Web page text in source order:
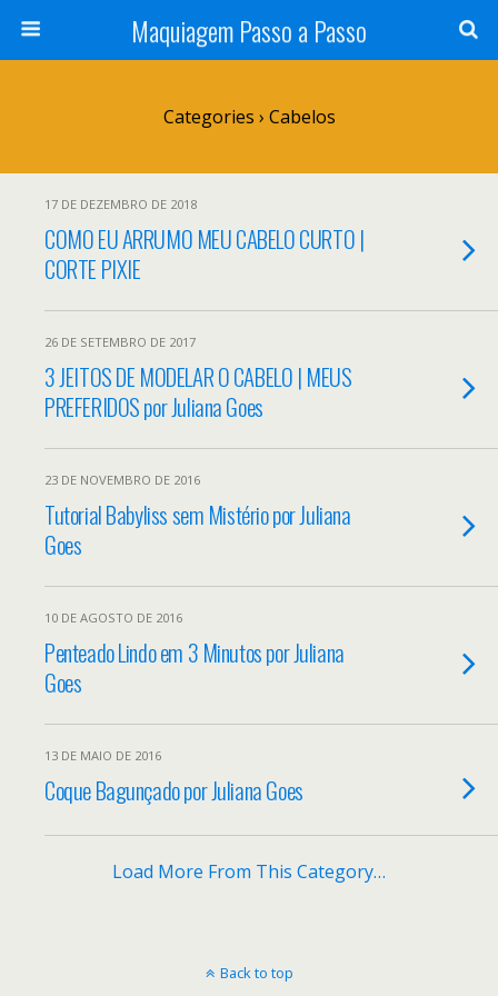
Maquiagem Passo a Passo
Categories › Cabelos
17 DE DEZEMBRO DE 2018
COMO EU ARRUMO MEU CABELO CURTO |
CORTE PIXIE
26 DE SETEMBRO DE 2017
3 JEITOS DE MODELAR O CABELO | MEUS
PREFERIDOS por Juliana Goes
23 DE NOVEMBRO DE 2016
Tutorial Babyliss sem Mistério por Juliana
Goes
10 DE AGOSTO DE 2016
Penteado Lindo em 3 Minutos por Juliana
Goes
13 DE MAIO DE 2016
Coque Bagunçado por Juliana Goes
Load More From This Category…
Back to top